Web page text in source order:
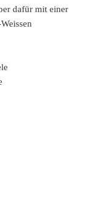
dafür mit einer